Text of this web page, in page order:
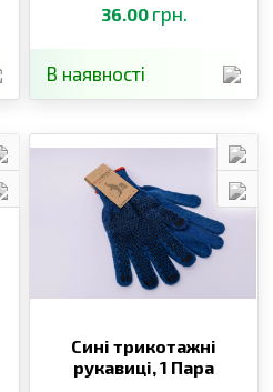
36.00 грн.
В наявності
Сині трикотажні
рукавиці, 1 Пара